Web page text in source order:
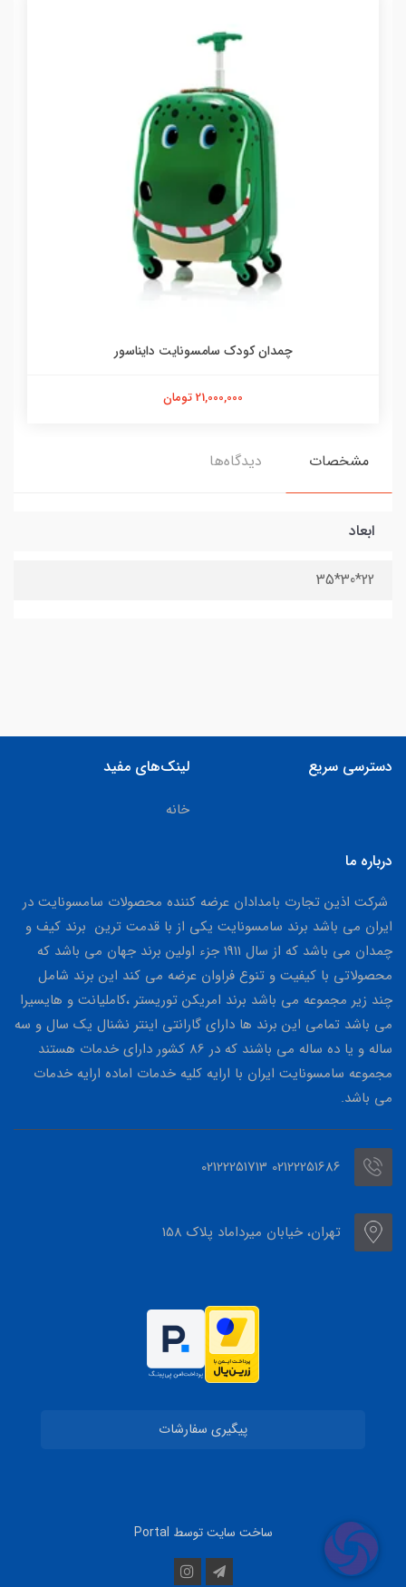
چمدان کودک سامسونایت دایناسور
21,000,000 تومان
مشخصات دیدگاه‌ها
ابعاد
22*30*35
دسترسی سریع لینک‌های مفید
خانه
درباره ما
شرکت اذین تجارت بامدادان عرضه کننده محصولات سامسونایت در
ایران می باشد برند سامسونایت یکی از با قدمت ترین برند کیف و
چمدان می باشد که از سال 1911 جزء اولین برند جهان می باشد که
محصولاتی با کیفیت و تنوع فراوان عرضه می کند این برند شامل
چند زیر مجموعه می باشد برند امریکن توریستر ،کاملیانت و هایسیرا
می باشد تمامی این برند ها دارای گارانتی اینتر نشنال یک سال و سه
ساله و یا ده ساله می باشند که در 86 کشور دارای خدمات هستند
مجموعه سامسونایت ایران با ارایه کلیه خدمات اماده ارایه خدمات
می باشد.
02122251686 02122251713
تهران، خیابان میرداماد پلاک 158
پیگیری سفارشات
ساخت سایت توسط Portal